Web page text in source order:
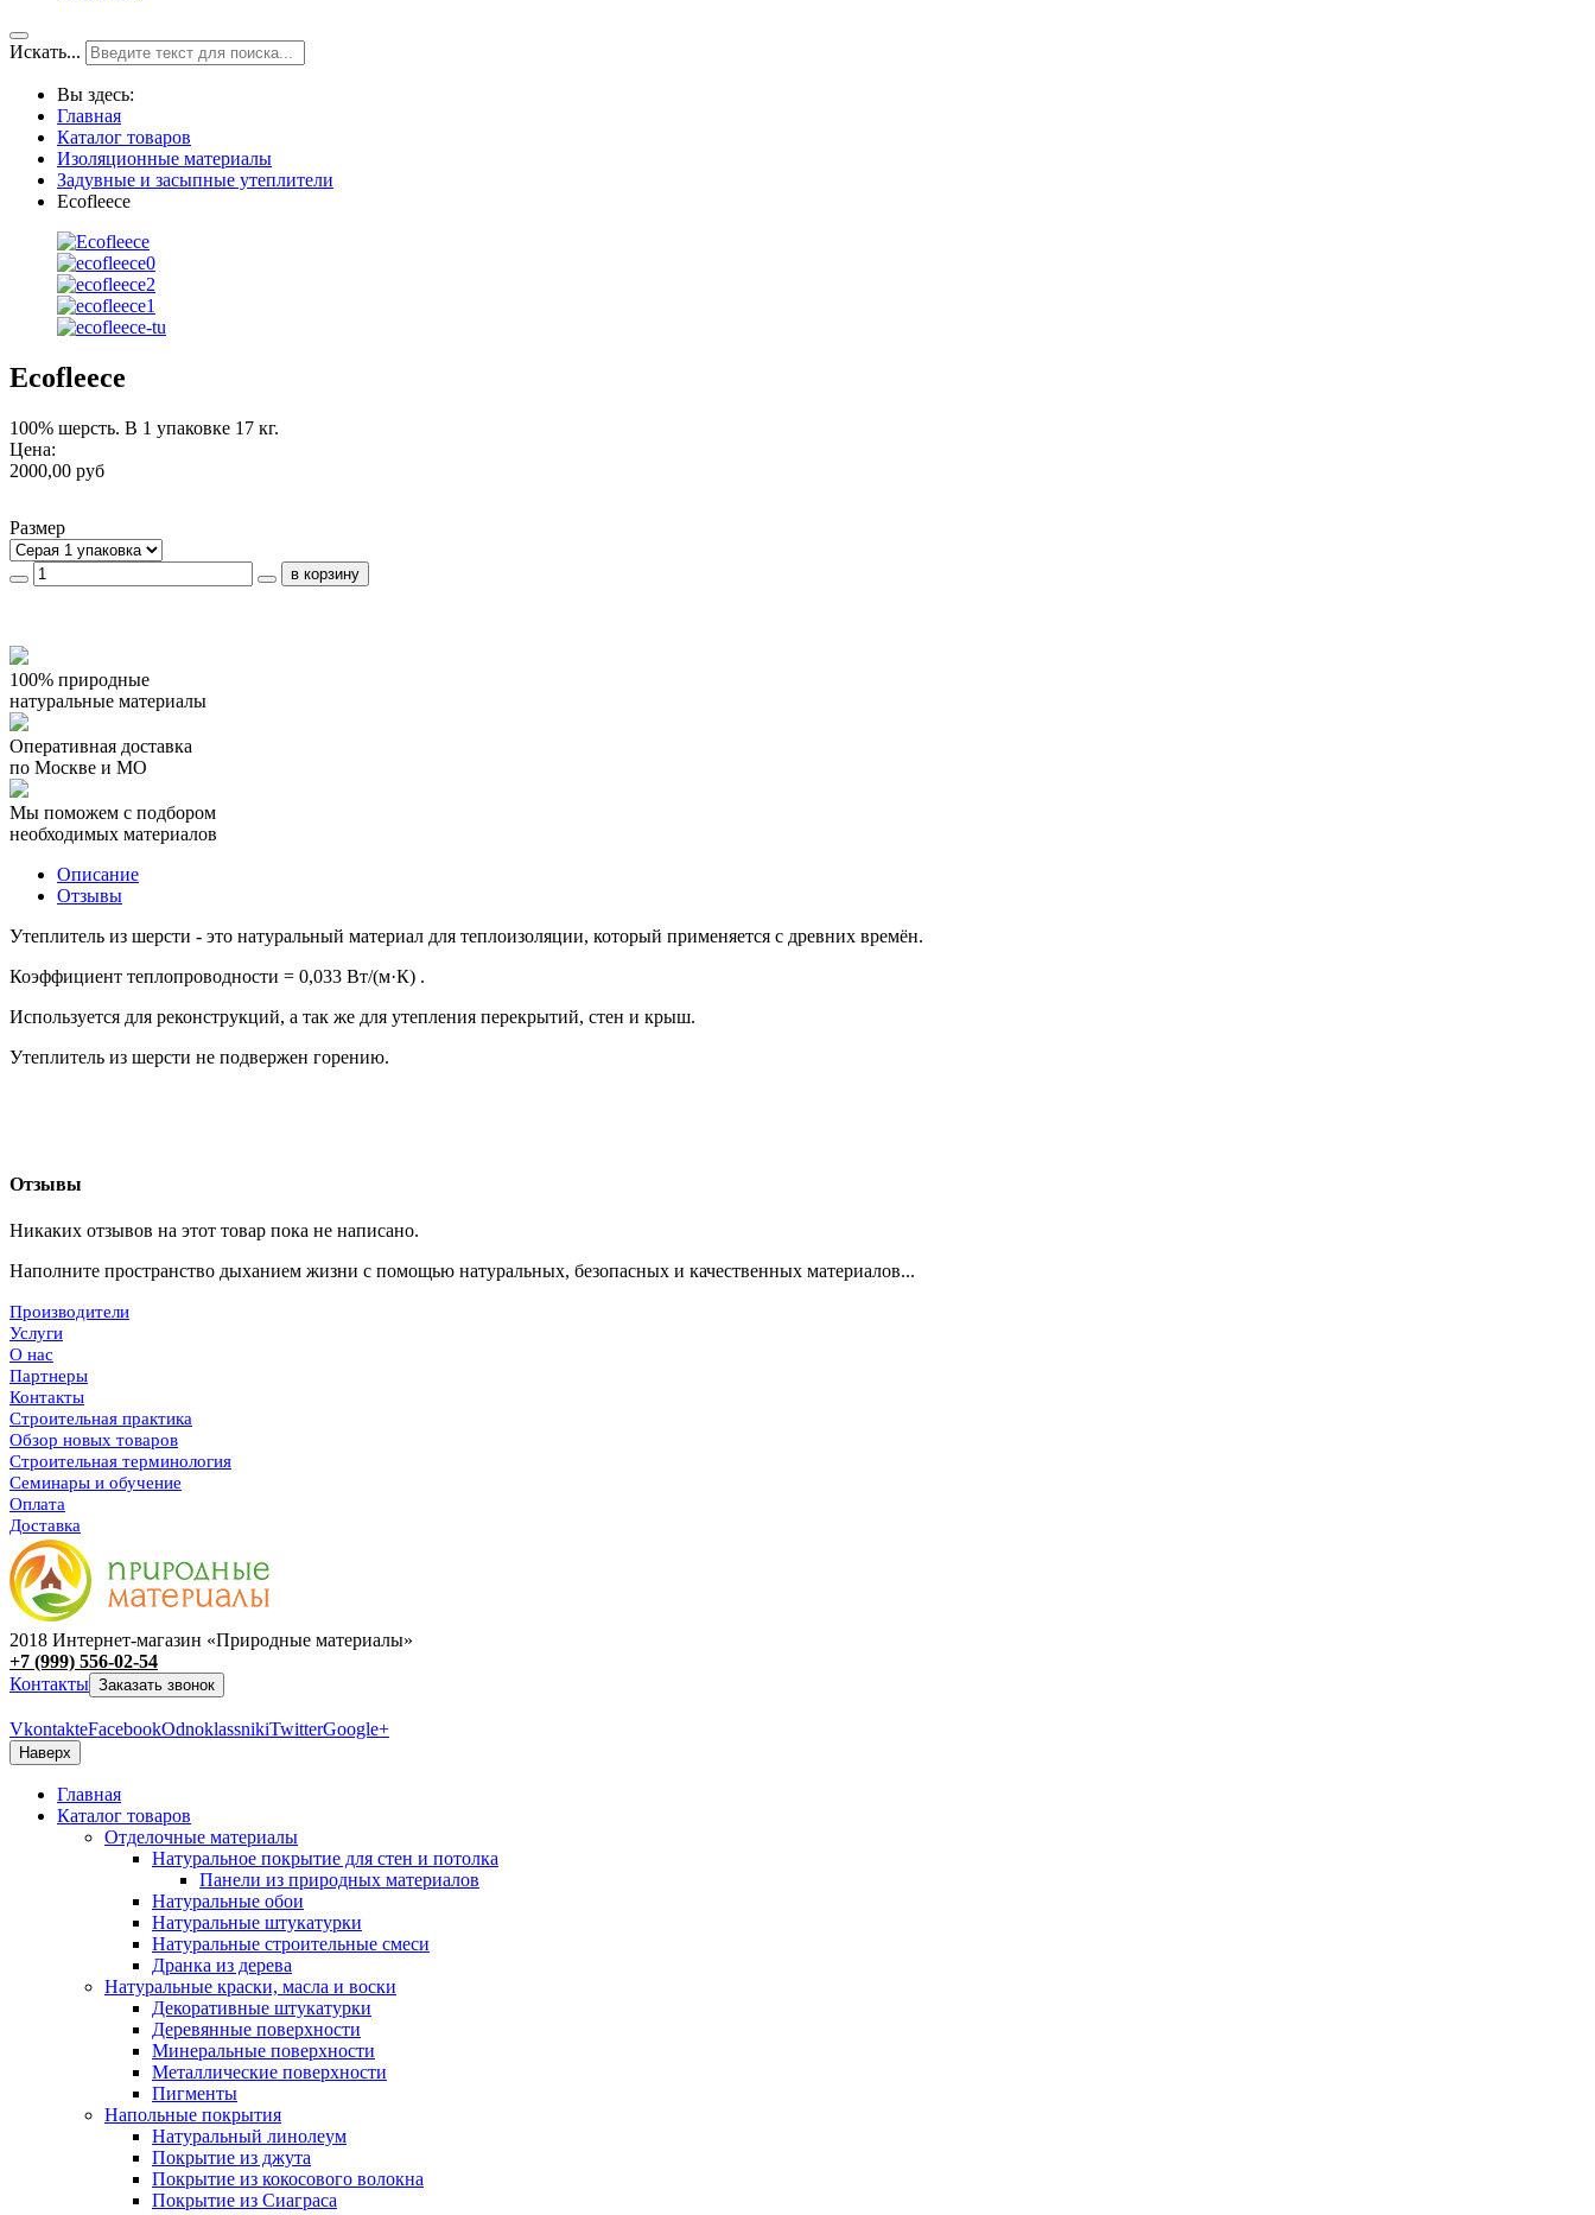
Искать...
Вы здесь:
Главная
Каталог товаров
Изоляционные материалы
Задувные и засыпные утеплители
Ecofleece
Ecofleece
100% шерсть. В 1 упаковке 17 кг.
Цена:
2000,00 руб
Размер
100% природные
натуральные материалы
Оперативная доставка
по Москве и МО
Мы поможем с подбором
необходимых материалов
Описание
Отзывы
Утеплитель из шерсти - это натуральный материал для теплоизоляции, который применяется с древних времён.
Коэффициент теплопроводности = 0,033 Вт/(м·К) .
Используется для реконструкций, а так же для утепления перекрытий, стен и крыш.
Утеплитель из шерсти не подвержен горению.
Отзывы
Никаких отзывов на этот товар пока не написано.
Наполните пространство дыханием жизни с помощью натуральных, безопасных и качественных материалов...
Производители
Услуги
О нас
Партнеры
Контакты
Строительная практика
Обзор новых товаров
Строительная терминология
Семинары и обучение
Оплата
Доставка
2018 Интернет-магазин «Природные материалы»
+7 (999) 556-02-54
Контакты Заказать звонок
VkontakteFacebookOdnoklassnikiTwitterGoogle+
Наверх
Главная
Каталог товаров
Отделочные материалы
Натуральное покрытие для стен и потолка
Панели из природных материалов
Натуральные обои
Натуральные штукатурки
Натуральные строительные смеси
Дранка из дерева
Натуральные краски, масла и воски
Декоративные штукатурки
Деревянные поверхности
Минеральные поверхности
Металлические поверхности
Пигменты
Напольные покрытия
Натуральный линолеум
Покрытие из джута
Покрытие из кокосового волокна
Покрытие из Сиаграса